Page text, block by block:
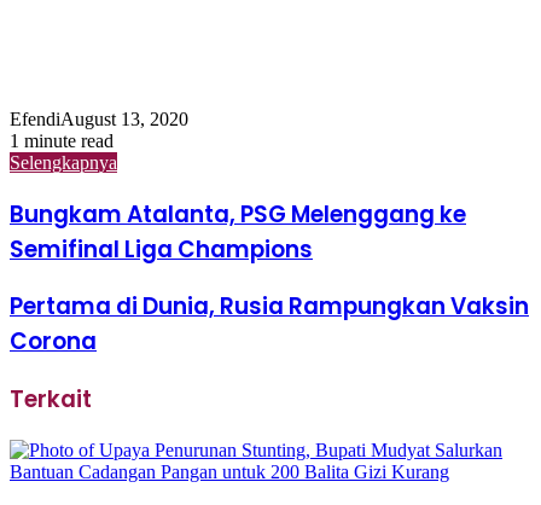
EfendiAugust 13, 2020
1 minute read
Selengkapnya
Bungkam Atalanta, PSG Melenggang ke
Semifinal Liga Champions
Pertama di Dunia, Rusia Rampungkan Vaksin
Corona
Terkait